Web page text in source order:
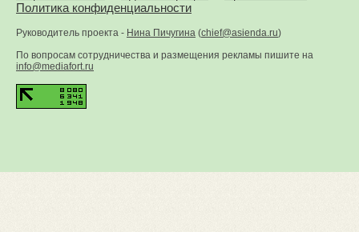
Политика конфиденциальности
Руководитель проекта - Нина Пичугина (chief@asienda.ru)
По вопросам сотрудничества и размещения рекламы пишите на
info@mediafort.ru